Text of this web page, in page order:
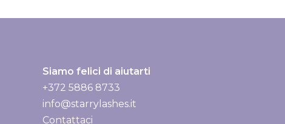
Siamo felici di aiutarti
+372 5886 8733
info@starrylashes.it
Contattaci